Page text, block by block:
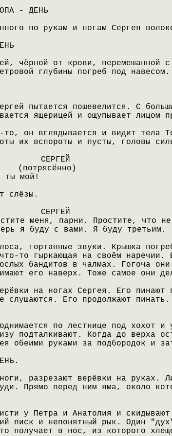
- ДЕНЬ
по рукам и ногам Сергея
чёрной от крови, перемешанной
глубины погреб под навесом.
пытается пошевелится. С
ящерицей и ощупывает лицом
то, он вглядывается и видит тела
их вспороты и пусты, головы
СЕРГЕЙ
(потрясённо)
ты мой!
слёзы.
СЕРГЕЙ
меня, парни. Простите, что
я буду с вами. Я буду третьим.
гортанные звуки. Крышка
то гыркающая на своём
бандитов в чалмах. Гогоча
его наверх. Тоже самое они
на ногах Сергея. Его
слушаются. Его продолжают
по лестнице под хохот и
подталкивают. Когда до верха
обеими руками за подбородок и
разрезают верёвки на руках.
Прямо перед ним яма, около
у Петра и Анатолия и
писк и непонятный рык. Один
получает в нос, из которого